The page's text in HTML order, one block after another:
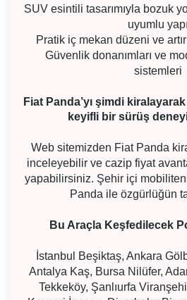
SUV esintili tasarımıyla bozuk
uyumlu yapı
Pratik iç mekan düzeni ve
Güvenlik donanımları ve
sistemleri
Fiat Panda’yı şimdi
keyifli bir sürüş
Web sitemizden Fiat Panda
inceleyebilir ve cazip fiyat
yapabilirsiniz. Şehir içi
Panda ile özgürlüğün
Bu Araçla Keşfedilecek
İstanbul Beşiktaş, Ankara
Antalya Kaş, Bursa Nilüfer,
Tekkeköy, Şanlıurfa